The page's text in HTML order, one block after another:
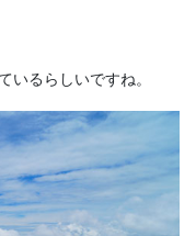
いるらしいですね。